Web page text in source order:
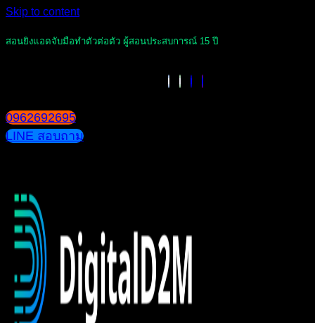
Skip to content
สอนยิงแอดจับมือทำตัวต่อตัว ผู้สอนประสบการณ์ 15 ปี
0962692695
LINE สอบถาม